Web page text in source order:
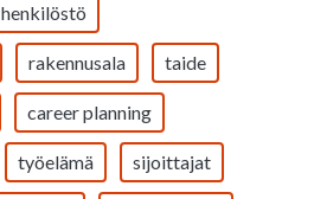
henkilöstö
rakennusala taide
career planning
työelämä sijoittajat